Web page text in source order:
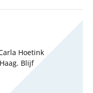
Hoetink
Blijf